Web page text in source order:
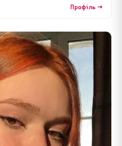
Профіль →